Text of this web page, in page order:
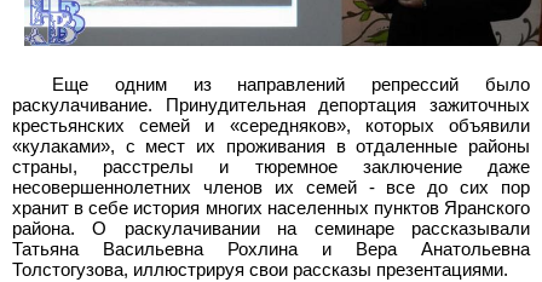
Еще одним из направлений репрессий было
раскулачивание. Принудительная депортация зажиточных
крестьянских семей и «середняков», которых объявили
«кулаками», с мест их проживания в отдаленные районы
страны, расстрелы и тюремное заключение даже
несовершеннолетних членов их семей - все до сих пор
хранит в себе история многих населенных пунктов Яранского
района. О раскулачивании на семинаре рассказывали
Татьяна Васильевна Рохлина и Вера Анатольевна
Толстогузова, иллюстрируя свои рассказы презентациями.